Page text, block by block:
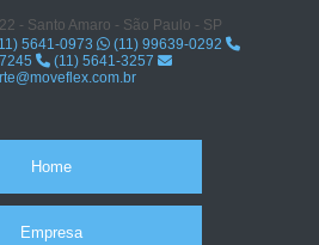
- Santo Amaro - São Paulo - SP
5641-0973
(11) 99639-0292
(11) 5641-3257
Home
Empresa